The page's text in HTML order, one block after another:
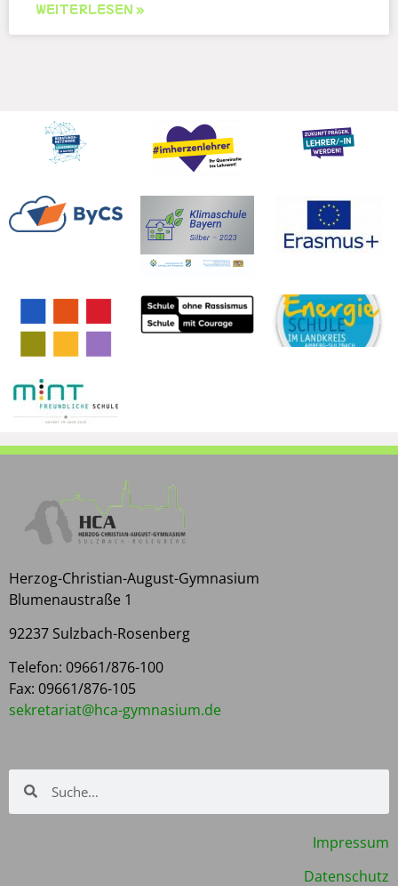
WEITERLESEN »
Herzog-Christian-August-Gymnasium
Blumenaustraße 1
92237 Sulzbach-Rosenberg
Telefon: 09661/876-100
Fax: 09661/876-105
ed.mu
isanm
yg-ac
h@tai
rater
kes
Impressum
Datenschutz